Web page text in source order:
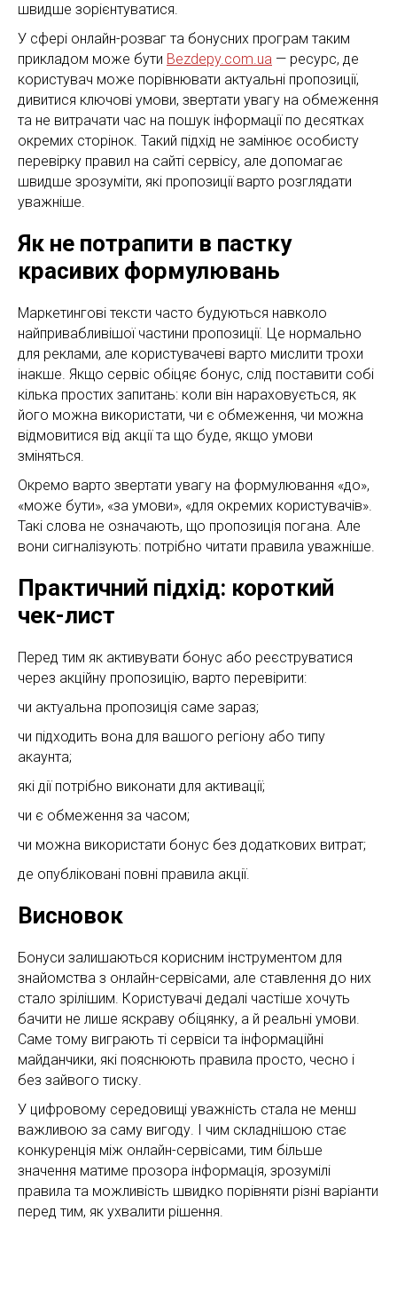
швидше зорієнтуватися.
У сфері онлайн-розваг та бонусних програм таким
прикладом може бути Bezdepy.com.ua — ресурс, де
користувач може порівнювати актуальні пропозиції,
дивитися ключові умови, звертати увагу на обмеження
та не витрачати час на пошук інформації по десятках
окремих сторінок. Такий підхід не замінює особисту
перевірку правил на сайті сервісу, але допомагає
швидше зрозуміти, які пропозиції варто розглядати
уважніше.
Як не потрапити в пастку
красивих формулювань
Маркетингові тексти часто будуються навколо
найпривабливішої частини пропозиції. Це нормально
для реклами, але користувачеві варто мислити трохи
інакше. Якщо сервіс обіцяє бонус, слід поставити собі
кілька простих запитань: коли він нараховується, як
його можна використати, чи є обмеження, чи можна
відмовитися від акції та що буде, якщо умови
зміняться.
Окремо варто звертати увагу на формулювання «до»,
«може бути», «за умови», «для окремих користувачів».
Такі слова не означають, що пропозиція погана. Але
вони сигналізують: потрібно читати правила уважніше.
Практичний підхід: короткий
чек-лист
Перед тим як активувати бонус або реєструватися
через акційну пропозицію, варто перевірити:
чи актуальна пропозиція саме зараз;
чи підходить вона для вашого регіону або типу
акаунта;
які дії потрібно виконати для активації;
чи є обмеження за часом;
чи можна використати бонус без додаткових витрат;
де опубліковані повні правила акції.
Висновок
Бонуси залишаються корисним інструментом для
знайомства з онлайн-сервісами, але ставлення до них
стало зрілішим. Користувачі дедалі частіше хочуть
бачити не лише яскраву обіцянку, а й реальні умови.
Саме тому виграють ті сервіси та інформаційні
майданчики, які пояснюють правила просто, чесно і
без зайвого тиску.
У цифровому середовищі уважність стала не менш
важливою за саму вигоду. І чим складнішою стає
конкуренція між онлайн-сервісами, тим більше
значення матиме прозора інформація, зрозумілі
правила та можливість швидко порівняти різні варіанти
перед тим, як ухвалити рішення.